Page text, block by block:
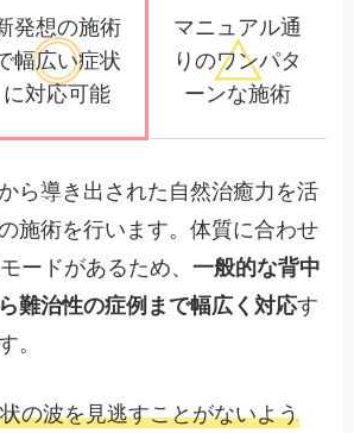
発想の施術
幅広い症状
に対応可能
マニュアル通
りのワンパタ
ーンな施術
ら導き出された自然治癒力を活
施術を行います。体質に合わせ
ードがあるため、一般的な背中
難治性の症例まで幅広く対応す
。
の波を見逃すことがないよう